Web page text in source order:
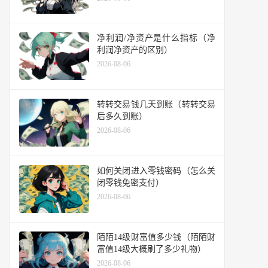
净利润/净资产是什么指标（净
利润净资产的区别）
2026-08-06
转转交易钱几天到账（转转交易
后多久到账）
2026-08-06
如何关闭进入零钱密码（怎么关
闭零钱免密支付）
2026-08-06
陌陌14级财富值多少钱（陌陌财
富值14级大概刷了多少礼物）
2026-08-06